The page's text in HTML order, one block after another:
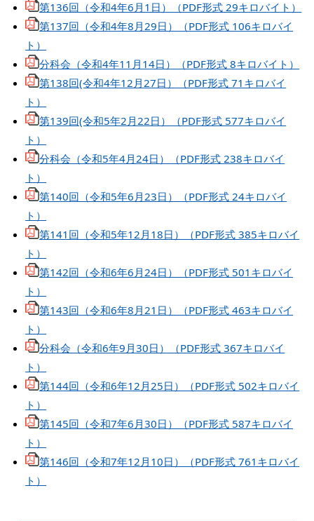
第136回（令和4年6月1日）（PDF形式 29キロバイト）
第137回（令和4年8月29日）（PDF形式 106キロバイ
ト）
分科会（令和4年11月14日）（PDF形式 8キロバイト）
第138回(令和4年12月27日）（PDF形式 71キロバイ
ト）
第139回(令和5年2月22日）（PDF形式 577キロバイ
ト）
分科会（令和5年4月24日）（PDF形式 238キロバイ
ト）
第140回（令和5年6月23日）（PDF形式 24キロバイ
ト）
第141回（令和5年12月18日）（PDF形式 385キロバイ
ト）
第142回（令和6年6月24日）（PDF形式 501キロバイ
ト）
第143回（令和6年8月21日）（PDF形式 463キロバイ
ト）
分科会（令和6年9月30日）（PDF形式 367キロバイ
ト）
第144回（令和6年12月25日）（PDF形式 502キロバイ
ト）
第145回（令和7年6月30日）（PDF形式 587キロバイ
ト）
第146回（令和7年12月10日）（PDF形式 761キロバイ
ト）